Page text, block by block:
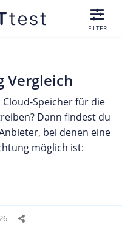
FILTER
Vergleich
Speicher für die
Dann findest du
bei denen eine
möglich ist: